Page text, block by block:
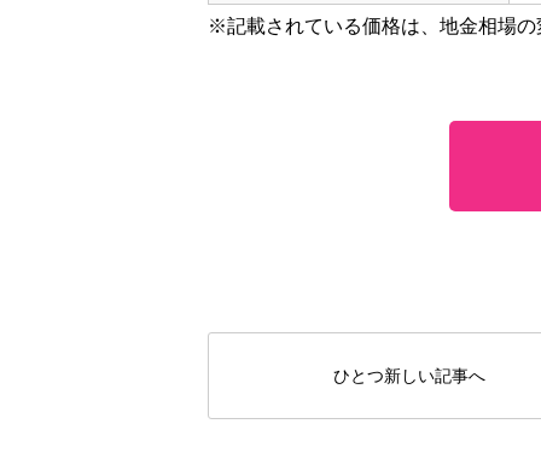
※記載されている価格は、地金相場
ひとつ新しい記事へ